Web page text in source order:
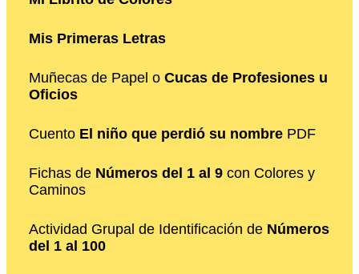
Mis Primeras Letras
Muñecas de Papel o Cucas de Profesiones u
Oficios
Cuento El niño que perdió su nombre PDF
Fichas de Números del 1 al 9 con Colores y
Caminos
Actividad Grupal de Identificación de Números
del 1 al 100